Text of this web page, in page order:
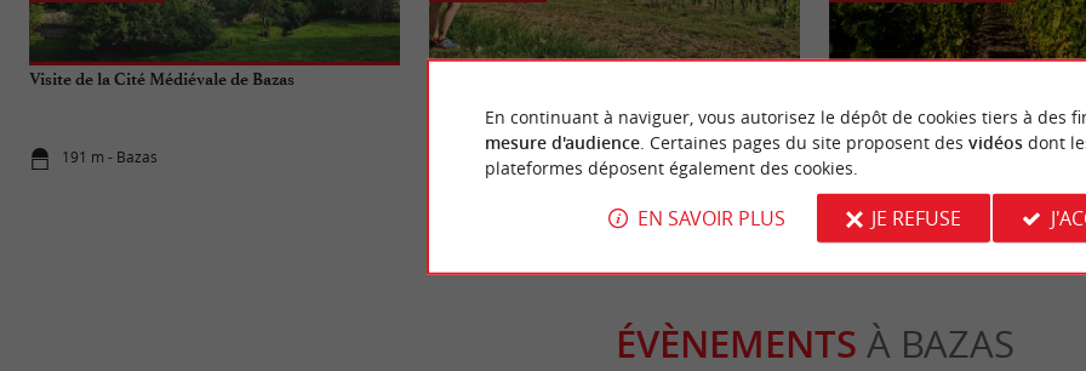
Visite de la Cité Médiévale de Bazas
191 m - Bazas 191 m - Bazas 15,1 km - Sauternes
ÉVÈNEMENTS À BAZAS
En continuant à naviguer, vous autorisez le dépôt de cookies tiers à des
mesure d'audience. Certaines pages du site proposent des vidéosdont
plateformes déposent également des cookies.
EN SAVOIR PLUS JE REFUSE